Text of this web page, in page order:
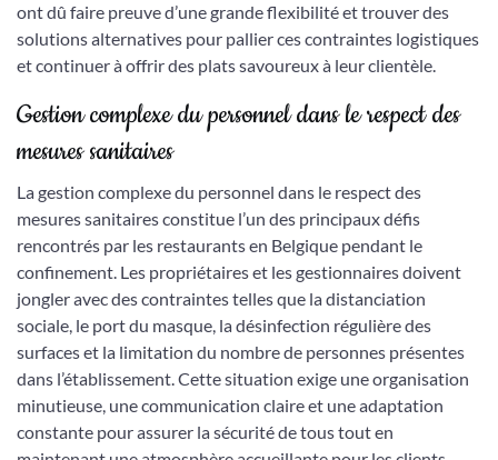
ont dû faire preuve d’une grande flexibilité et trouver des
solutions alternatives pour pallier ces contraintes logistiques
et continuer à offrir des plats savoureux à leur clientèle.
Gestion complexe du personnel dans le respect des
mesures sanitaires
La gestion complexe du personnel dans le respect des
mesures sanitaires constitue l’un des principaux défis
rencontrés par les restaurants en Belgique pendant le
confinement. Les propriétaires et les gestionnaires doivent
jongler avec des contraintes telles que la distanciation
sociale, le port du masque, la désinfection régulière des
surfaces et la limitation du nombre de personnes présentes
dans l’établissement. Cette situation exige une organisation
minutieuse, une communication claire et une adaptation
constante pour assurer la sécurité de tous tout en